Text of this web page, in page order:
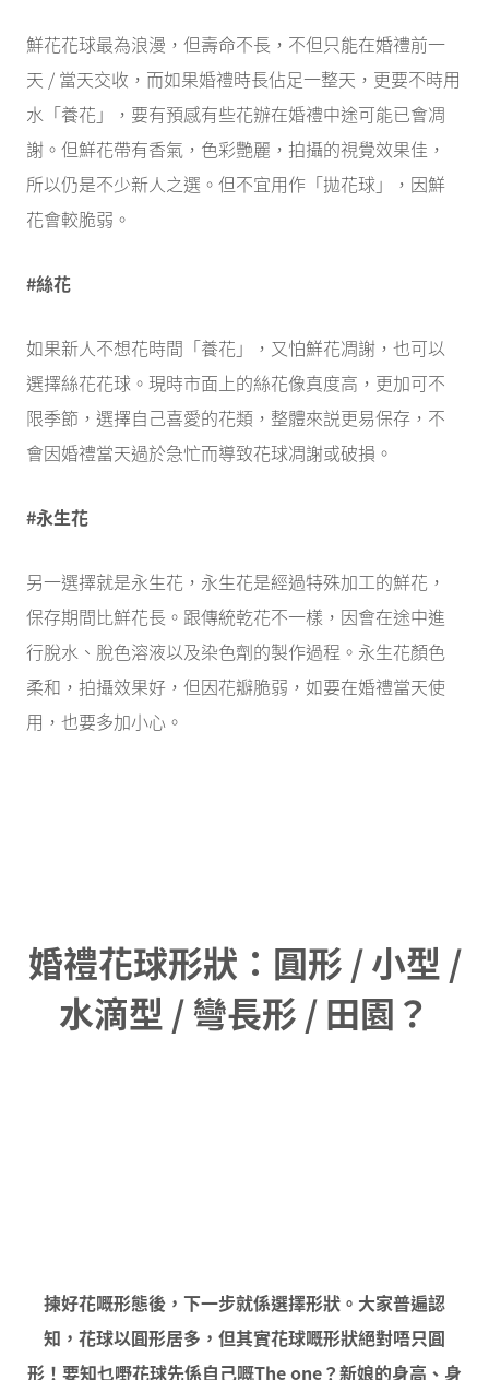
鮮花花球最為浪漫，但壽命不長，不但只能在婚禮前一
天 / 當天交收，而如果婚禮時長佔足一整天，更要不時用
水「養花」，要有預感有些花辦在婚禮中途可能已會凋
謝。但鮮花帶有香氣，色彩艷麗，拍攝的視覺效果佳，
所以仍是不少新人之選。但不宜用作「拋花球」，因鮮
花會較脆弱。
#絲花
如果新人不想花時間「養花」，又怕鮮花凋謝，也可以
選擇絲花花球。現時市面上的絲花像真度高，更加可不
限季節，選擇自己喜愛的花類，整體來説更易保存，不
會因婚禮當天過於急忙而導致花球凋謝或破損。
#永生花
另一選擇就是永生花，永生花是經過特殊加工的鮮花，
保存期間比鮮花長。跟傳統乾花不一樣，因會在途中進
行脫水、脫色溶液以及染色劑的製作過程。永生花顏色
柔和，拍攝效果好，但因花瓣脆弱，如要在婚禮當天使
用，也要多加小心。
婚禮花球形狀：圓形 / 小型 /
水滴型 / 彎長形 / 田園？
揀好花嘅形態後，下一步就係選擇形狀。大家普遍認
知，花球以圓形居多，但其實花球嘅形狀絕對唔只圓
形！要知乜嘢花球先係自己嘅The one？新娘的身高、身